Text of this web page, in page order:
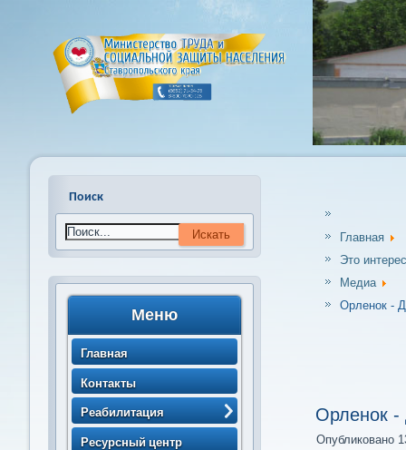
Поиск
Меню
Главная
Контакты
Реабилитация
> Порядок направления
Ресурсный центр
Главная
Это
Медиа
Орленок -
Орленок -
Опубликовано